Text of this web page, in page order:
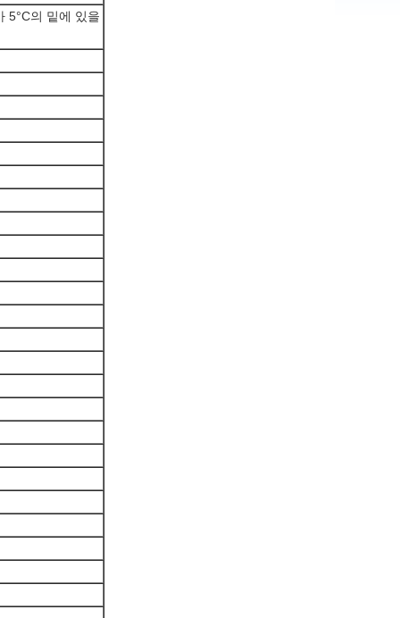
5°C의 밑에 있을